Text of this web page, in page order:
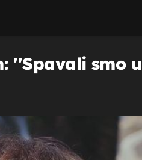
''Spavali smo u